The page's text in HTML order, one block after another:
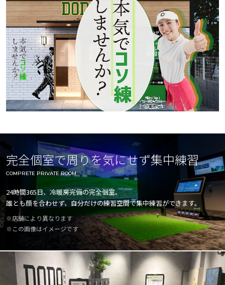
完全個室で周りを気にせず集中練習
COMPRETE PRIVATE ROOM
24時間365日、冷暖房完備の完全個室。
誰とも顔を合わせず、自分だけの練習空間で集中練習ができます。
※店舗により異なります
※この画像はイメージです